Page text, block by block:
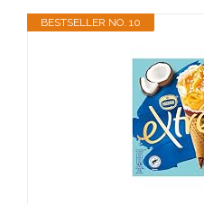
BESTSELLER NO. 10